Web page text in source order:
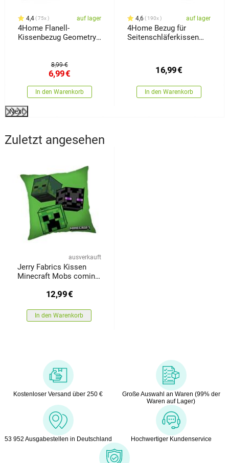
4,4 75x auf lager
4Home Flanell-
Kissenbezug Geometry,
8,99 €
6,99€
In den Warenkorb
4,6 190x auf lager
4Home Bezug für
Seitenschläferkissen
16,99€
In den Warenkorb
Next
Zuletzt angesehen
ausverkauft
Jerry Fabrics Kissen
Minecraft Mobs coming
12,99€
In den Warenkorb
Kostenloser Versand über 250 €
Große Auswahl an Waren (99% der
Waren auf Lager)
53 952 Ausgabestellen in Deutschland Hochwertiger Kundenservice